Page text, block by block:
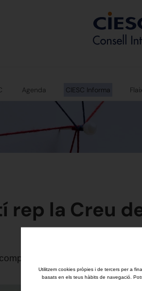
Agenda CIESC Informa
rep la Creu
sabadellenca
Utilitzem cookies pròpies i de tercers per a
basats en els teus hàbits de navegació.